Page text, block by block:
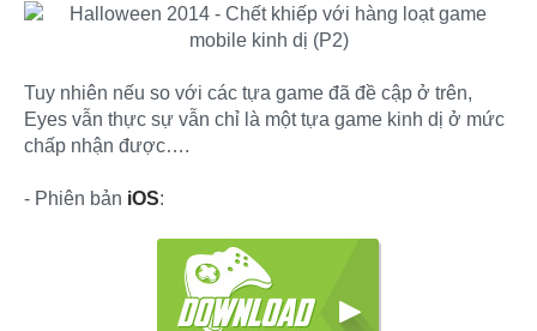
Tuy nhiên nếu so với các tựa game đã đề cập ở trên,
Eyes vẫn thực sự vẫn chỉ là một tựa game kinh dị ở mức
chấp nhận được….
- Phiên bản iOS: